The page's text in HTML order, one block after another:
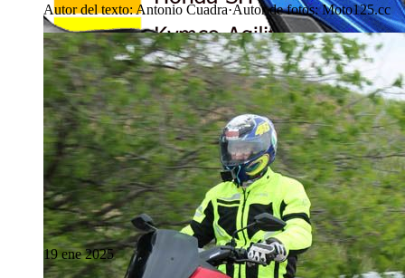
Autor del texto:Antonio Cuadra·Autor de fotos: Moto125.cc
19 ene 2025